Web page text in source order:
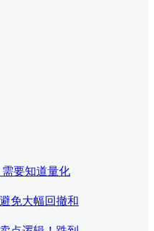
要知道量化
免大幅回撤和